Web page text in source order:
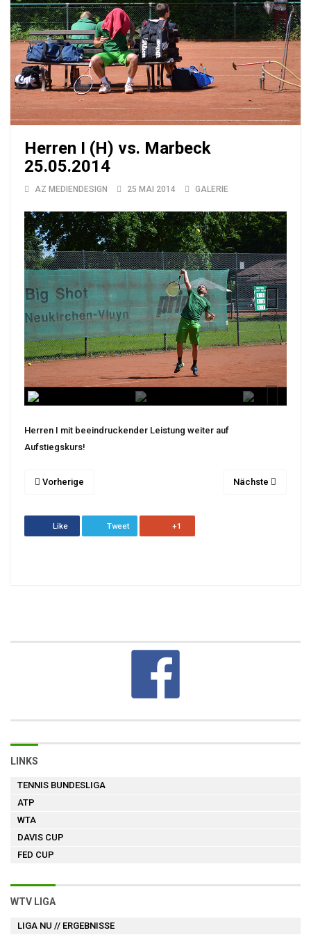
Herren I (H) vs. Marbeck
25.05.2014
AZ MEDIENDESIGN 25 MAI 2014 GALERIE
Next
Herren I mit beeindruckender Leistung weiter auf
Aufstiegskurs!
Vorherige Nächste
Like Tweet +1
LINKS
TENNIS BUNDESLIGA
ATP
WTA
DAVIS CUP
FED CUP
WTV LIGA
LIGA NU // ERGEBNISSE